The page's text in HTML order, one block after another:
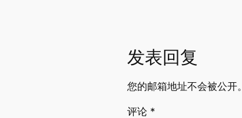
发表回复
您的邮箱地址不会被公开。
评论 *